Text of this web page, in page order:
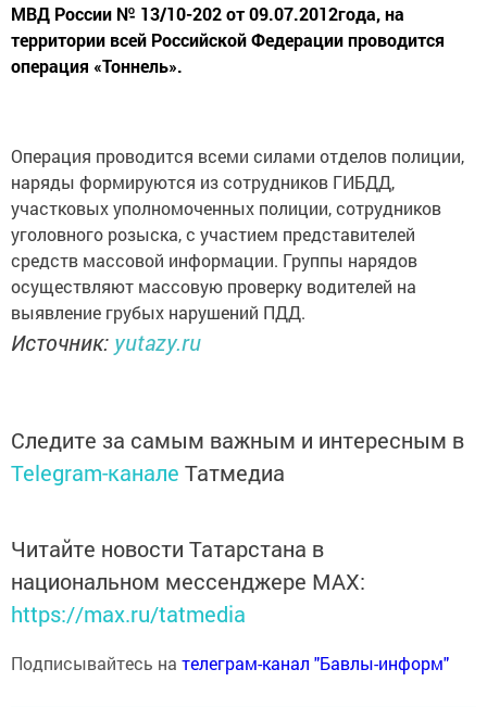
МВД России № 13/10-202 от 09.07.2012года, на
территории всей Российской Федерации проводится
операция «Тоннель».
Операция проводится всеми силами отделов полиции,
наряды формируются из сотрудников ГИБДД,
участковых уполномоченных полиции, сотрудников
уголовного розыска, с участием представителей
средств массовой информации. Группы нарядов
осуществляют массовую проверку водителей на
выявление грубых нарушений ПДД.
Источник: yutazy.ru
Следите за самым важным и интересным в
Telegram-канале Татмедиа
Читайте новости Татарстана в
национальном мессенджере MАХ:
https://max.ru/tatmedia
Подписывайтесь на телеграм-канал "Бавлы-информ"